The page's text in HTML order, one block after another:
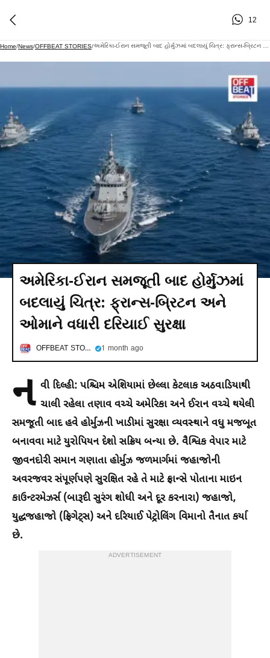
12
Home/News/OFFBEAT STORIES/
અમેરિકા-ઈરાન સમજૂતી બાદ હોર્મુઝમાં
બદલાયું ચિત્ર: ફ્રાન્સ-બ્રિટન અને
ઓમાને વધારી દરિયાઈ સુરક્ષા
OFFBEAT STORIES 1 month ago
ન વી દિલ્હી: પશ્ચિમ એશિયામાં છેલ્લા કેટલાક અઠવાડિયાથી
ચાલી રહેલા તણાવ વચ્ચે અમેરિકા અને ઈરાન વચ્ચે થયેલી
સમજૂતી બાદ હવે હોર્મુઝની ખાડીમાં સુરક્ષા વ્યવસ્થાને વધુ મજબૂત
બનાવવા માટે યુરોપિયન દેશો સક્રિય બન્યા છે. વૈશ્વિક વેપાર માટે
જીવનદોરી સમાન ગણાતા હોર્મુઝ જળમાર્ગમાં જહાજોની
અવરજવર સંપૂર્ણપણે સુરક્ષિત રહે તે માટે ફ્રાન્સે પોતાના માઇન
કાઉન્ટરમેઝર્સ (બારૂદી સુરંગ શોધી અને દૂર કરનારા) જહાજો,
યુદ્ધજહાજો (ફ્રિગેટ્સ) અને દરિયાઈ પેટ્રોલિંગ વિમાનો તૈનાત કર્યા
છે.
ADVERTISEMENT